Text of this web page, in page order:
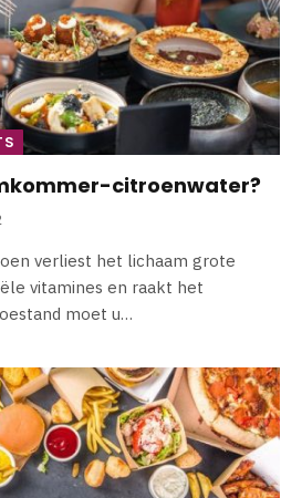
citroenwater?
verliest het lichaam grote
vitamines en raakt het
moet u…